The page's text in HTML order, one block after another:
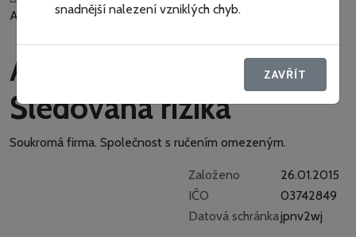
ALFA 09 s. r. o. - Sledovaná rizika
ALFA 09 s. r. o. -
Sledovaná rizika
Soukromá firma. Společnost s ručením omezeným.
Založeno
26.01.2015
IČO
03742849
Datová schránkajpnv2wj
snadnější nalezení vzniklých chyb.
ZAVŘÍT